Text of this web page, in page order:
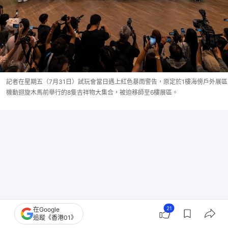
記者在星期五（7月31日）試玩會當日遇上紅色暴雨警告，原定於1樓海傍戶外展區
機動迴旋木馬前舉行的8隻吉祥物大集合，被迫移師至6樓展區。
在Google
追蹤《香港01》
21